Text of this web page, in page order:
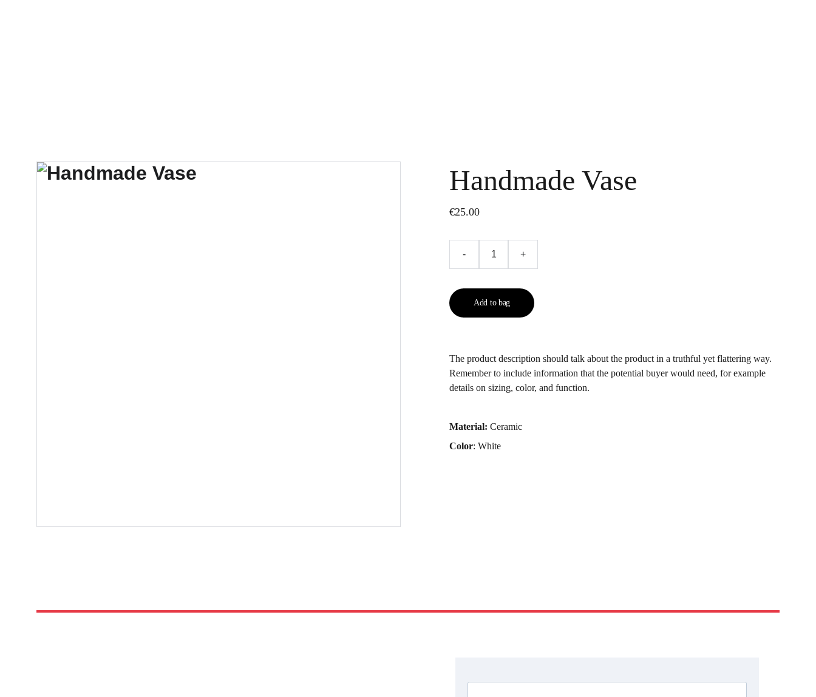
Handmade Vase
€25.00
- +
Add to bag
The product description should talk about the product in a truthful yet flattering way.
Remember to include information that the potential buyer would need, for example
details on sizing, color, and function.
Material: Ceramic
Color: White